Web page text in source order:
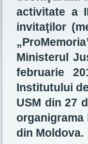
activitate a
invitaţilor
Ministerul
februarie
Institutului
USM din 27
din Moldova.